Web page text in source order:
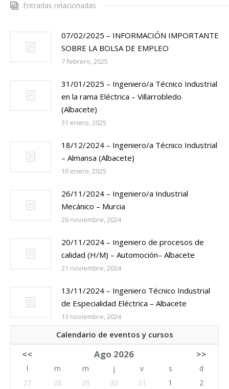
Entradas relacionadas
07/02/2025 – INFORMACIÓN IMPORTANTE
SOBRE LA BOLSA DE EMPLEO
7 febrero, 2025
31/01/2025 – Ingeniero/a Técnico Industrial
en la rama Eléctrica – Villarrobledo
(Albacete)
31 enero, 2025
18/12/2024 – Ingeniero/a Técnico Industrial
– Almansa (Albacete)
10 enero, 2025
26/11/2024 – Ingeniero/a Industrial
Mecánico – Murcia
26 noviembre, 2024
20/11/2024 – Ingeniero de procesos de
calidad (H/M) – Automoción– Albacete
21 noviembre, 2024
13/11/2024 – Ingeniero Técnico Industrial
de Especialidad Eléctrica – Albacete
13 noviembre, 2024
Calendario de eventos y cursos
<< Ago 2026 >>
l m m j v s
d
27
28 29 30 31 1
2